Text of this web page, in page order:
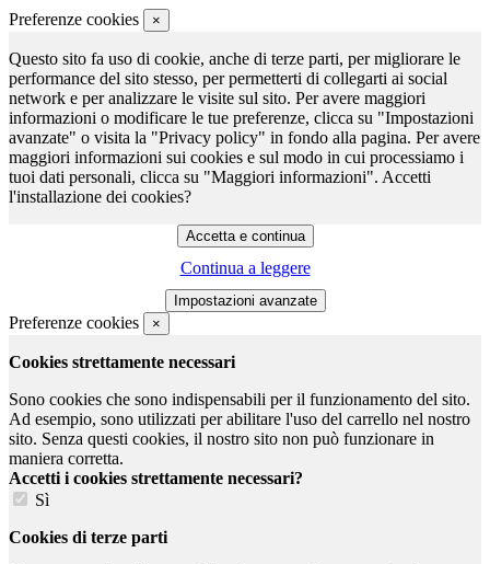
Preferenze cookies ×
Questo sito fa uso di cookie, anche di terze parti, per migliorare le
performance del sito stesso, per permetterti di collegarti ai social
network e per analizzare le visite sul sito. Per avere maggiori
informazioni o modificare le tue preferenze, clicca su "Impostazioni
avanzate" o visita la "Privacy policy" in fondo alla pagina. Per avere
maggiori informazioni sui cookies e sul modo in cui processiamo i
tuoi dati personali, clicca su "Maggiori informazioni". Accetti
l'installazione dei cookies?
Continua a leggere
Preferenze cookies ×
Cookies strettamente necessari
Sono cookies che sono indispensabili per il funzionamento del sito.
Ad esempio, sono utilizzati per abilitare l'uso del carrello nel nostro
sito. Senza questi cookies, il nostro sito non può funzionare in
maniera corretta.
Accetti i cookies strettamente necessari?
Sì
Cookies di terze parti